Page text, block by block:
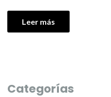
Leer más
Categorías